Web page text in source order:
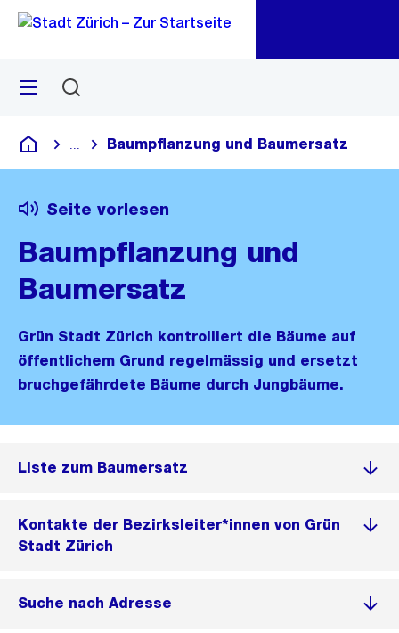
Navigation
Sprunglink
Menü
Deutsch
Blende alle Breadcrumbs ein
Baumpflanzung und Baumersatz
Seite vorlesen
Baumpflanzung und
Baumersatz
Grün Stadt Zürich kontrolliert die Bäume auf
öffentlichem Grund regelmässig und ersetzt
bruchgefährdete Bäume durch Jungbäume.
Liste zum Baumersatz
Kontakte der Bezirksleiter*innen von Grün
Stadt Zürich
Suche nach Adresse